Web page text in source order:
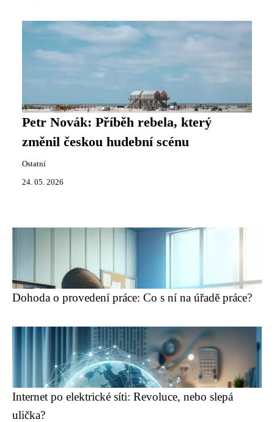
Petr Novák: Příběh rebela, který
změnil českou hudební scénu
Ostatní
24. 05. 2026
Dohoda o provedení práce: Co s ní na úřadě práce?
Internet po elektrické síti: Revoluce, nebo slepá
ulička?